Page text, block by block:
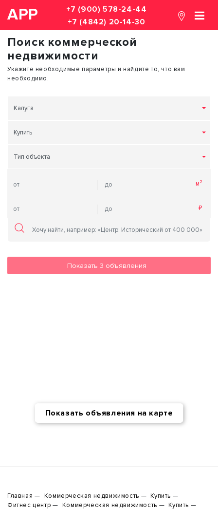
АРР
+7 (900) 578-24-44
+7 (4842) 20-14-30
Поиск коммерческой
недвижимости
Укажите необходимые параметры и найдите то, что вам
необходимо.
Калуга
Купить
Тип объекта
Показать 3 объявления
Показать объявления на карте
Главная Коммерческая недвижимость
Купить
Фитнес центр
Коммерческая недвижимость
Купить